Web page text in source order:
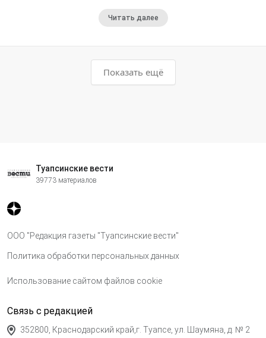
Читать далее
Показать ещё
Туапсинские вести
39773 материалов
ООО "Редакция газеты "Туапсинские вести"
Политика обработки персональных данных
Использование сайтом файлов cookie
Связь с редакцией
352800, Краснодарский край,г. Туапсе, ул. Шаумяна, д. № 2